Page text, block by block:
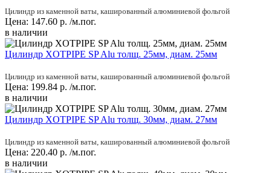
Цилиндр из каменной ваты, кашированный алюминиевой фольгой
Цена: 147.60 р. /м.пог.
в наличии
Цилиндр XOTPIPE SP Alu толщ. 25мм, диам. 25мм
Цилиндр из каменной ваты, кашированный алюминиевой фольгой
Цена: 199.84 р. /м.пог.
в наличии
Цилиндр XOTPIPE SP Alu толщ. 30мм, диам. 27мм
Цилиндр из каменной ваты, кашированный алюминиевой фольгой
Цена: 220.40 р. /м.пог.
в наличии